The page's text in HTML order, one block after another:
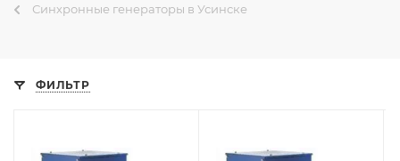
Синхронные генераторы в Усинске
ФИЛЬТР